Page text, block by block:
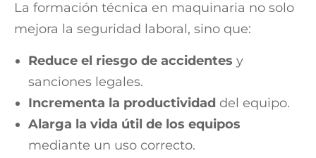
La formación técnica en maquinaria no solo
mejora la seguridad laboral, sino que:
Reduce el riesgo de accidentes y
sanciones legales.
Incrementa la productividad del equipo.
Alarga la vida útil de los equipos
mediante un uso correcto.